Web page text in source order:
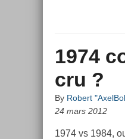
1974
cru ?
By Robert
24 mars 2012
1974 vs 1984,